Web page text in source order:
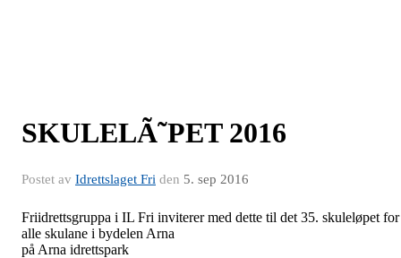
SKULELÃ˜PET 2016
Postet av Idrettslaget Fri den 5. sep 2016
Friidrettsgruppa i IL Fri inviterer med dette til det 35. skuleløpet for
alle skulane i bydelen Arna
på Arna idrettspark